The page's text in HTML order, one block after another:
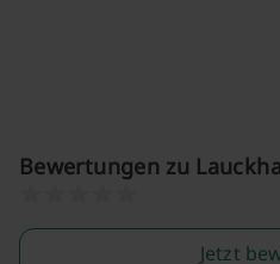
Bewertungen zu
Jetzt